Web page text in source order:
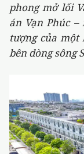
phong mở lối
án Vạn Phúc
tượng của
bên dòng sông